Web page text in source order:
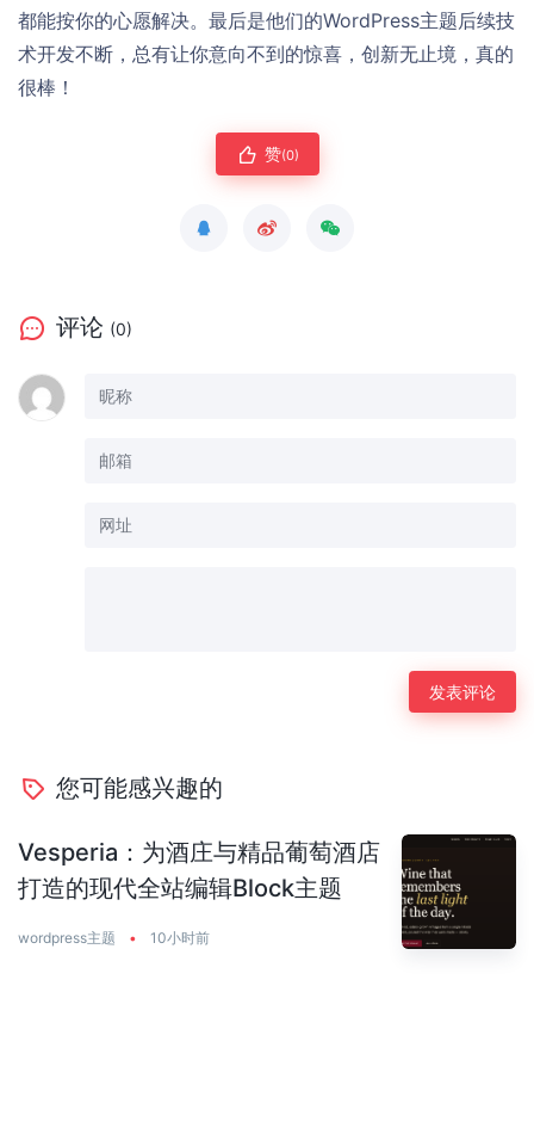
都能按你的心愿解决。最后是他们的WordPress主题后续技
术开发不断，总有让你意向不到的惊喜，创新无止境，真的
很棒！
赞(0)
评论 (0)
您可能感兴趣的
Vesperia：为酒庄与精品葡萄酒店
打造的现代全站编辑Block主题
wordpress主题 • 10小时前